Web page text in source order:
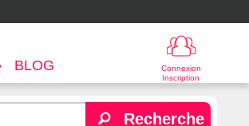
Connexion
Inscription
BLOG
Recherche